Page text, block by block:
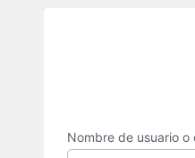
Nombre de usuario